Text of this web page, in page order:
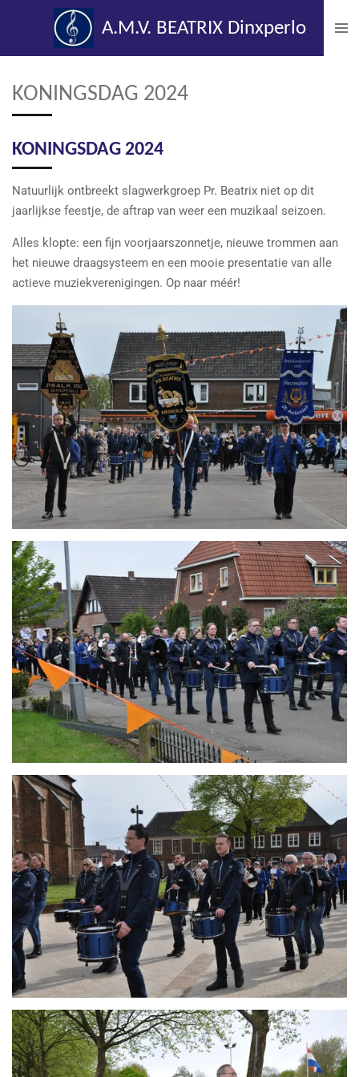
naar
hoofdinhoud
A.M.V. BEATRIX Dinxperlo
KONINGSDAG 2024
KONINGSDAG 2024
Natuurlijk ontbreekt slagwerkgroep Pr. Beatrix niet op dit
jaarlijkse feestje, de aftrap van weer een muzikaal seizoen.
Alles klopte: een fijn voorjaarszonnetje, nieuwe trommen aan
het nieuwe draagsysteem en een mooie presentatie van alle
actieve muziekverenigingen. Op naar méér!